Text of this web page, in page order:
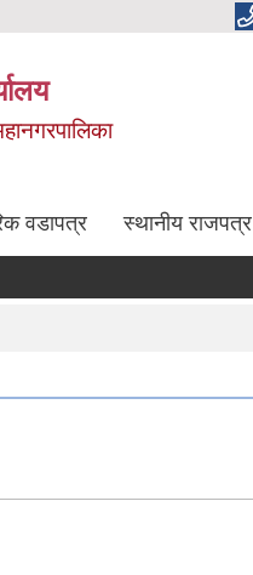
वडापत्र स्थानीय राजपत्र